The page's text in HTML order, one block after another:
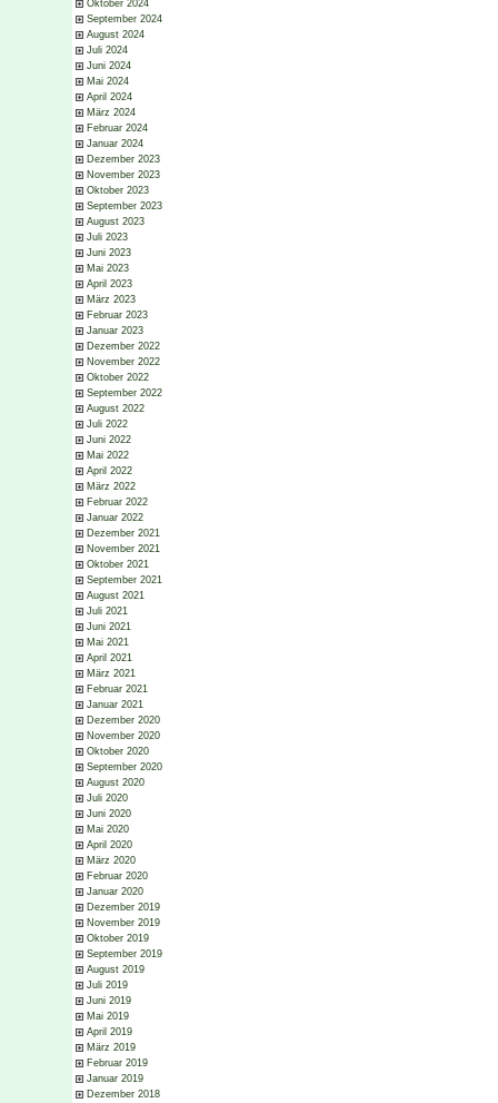
Oktober 2024
September 2024
August 2024
Juli 2024
Juni 2024
Mai 2024
April 2024
März 2024
Februar 2024
Januar 2024
Dezember 2023
November 2023
Oktober 2023
September 2023
August 2023
Juli 2023
Juni 2023
Mai 2023
April 2023
März 2023
Februar 2023
Januar 2023
Dezember 2022
November 2022
Oktober 2022
September 2022
August 2022
Juli 2022
Juni 2022
Mai 2022
April 2022
März 2022
Februar 2022
Januar 2022
Dezember 2021
November 2021
Oktober 2021
September 2021
August 2021
Juli 2021
Juni 2021
Mai 2021
April 2021
März 2021
Februar 2021
Januar 2021
Dezember 2020
November 2020
Oktober 2020
September 2020
August 2020
Juli 2020
Juni 2020
Mai 2020
April 2020
März 2020
Februar 2020
Januar 2020
Dezember 2019
November 2019
Oktober 2019
September 2019
August 2019
Juli 2019
Juni 2019
Mai 2019
April 2019
März 2019
Februar 2019
Januar 2019
Dezember 2018